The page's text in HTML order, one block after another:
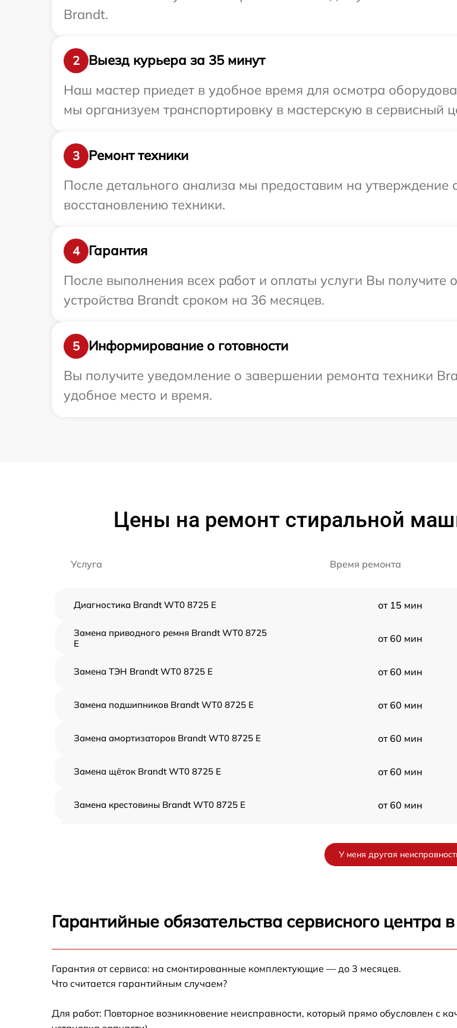
Brandt.
2
Выезд курьера за 35 минут
Наш мастер приедет в удобное время для осмотра
мы организуем транспортировку в мастерскую в сервисный
3
Ремонт техники
После детального анализа мы предоставим на утверждение
восстановлению техники.
4
Гарантия
После выполнения всех работ и оплаты услуги Вы
устройства Brandt сроком на 36 месяцев.
5
Информирование о готовности
Вы получите уведомление о завершении ремонта техники
удобное место и время.
Цены на ремонт стиральной
Услуга Время ремонта
Диагностика Brandt WT0 8725 E от 15 мин
Замена приводного ремня Brandt WT0 8725
E
от 60 мин
Замена ТЭН Brandt WT0 8725 E от 60 мин
Замена подшипников Brandt WT0 8725 E от 60 мин
Замена амортизаторов Brandt WT0 8725 E от 60 мин
Замена щёток Brandt WT0 8725 E от 60 мин
Замена крестовины Brandt WT0 8725 E от 60 мин
Замена УБЛ Brandt WT0 8725 E от 60 мин
WT0 8725 E
У меня другая
Гарантийные обязательства сервисного центра
Гарантия от сервиса: на смонтированные комплектующие — до 3 месяцев.
Что считается гарантийным случаем?
Для работ: Повторное возникновение неисправности, который прямо обусловлен с